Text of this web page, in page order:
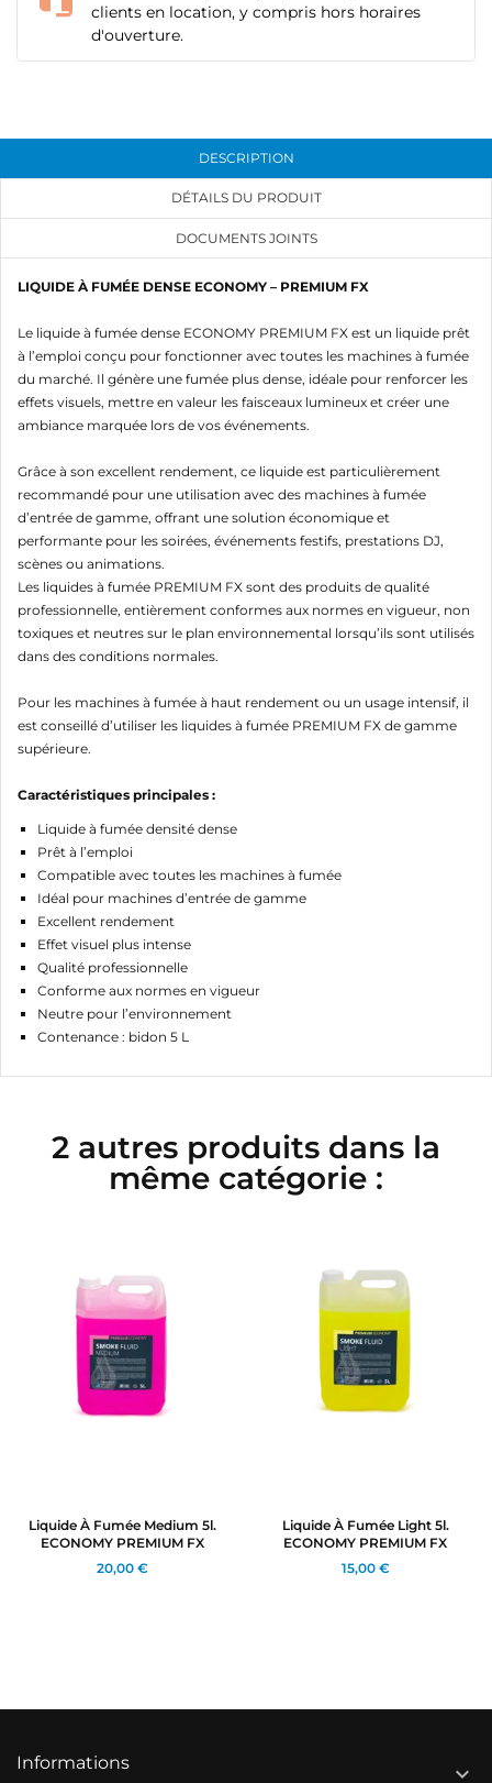
clients en location, y compris hors horaires
d'ouverture.
DESCRIPTION
DÉTAILS DU PRODUIT
DOCUMENTS JOINTS
LIQUIDE À FUMÉE DENSE ECONOMY – PREMIUM FX
Le liquide à fumée dense ECONOMY PREMIUM FX est un liquide prêt
à l’emploi conçu pour fonctionner avec toutes les machines à fumée
du marché. Il génère une fumée plus dense, idéale pour renforcer les
effets visuels, mettre en valeur les faisceaux lumineux et créer une
ambiance marquée lors de vos événements.
Grâce à son excellent rendement, ce liquide est particulièrement
recommandé pour une utilisation avec des machines à fumée
d’entrée de gamme, offrant une solution économique et
performante pour les soirées, événements festifs, prestations DJ,
scènes ou animations.
Les liquides à fumée PREMIUM FX sont des produits de qualité
professionnelle, entièrement conformes aux normes en vigueur, non
toxiques et neutres sur le plan environnemental lorsqu’ils sont utilisés
dans des conditions normales.
Pour les machines à fumée à haut rendement ou un usage intensif, il
est conseillé d’utiliser les liquides à fumée PREMIUM FX de gamme
supérieure.
Caractéristiques principales :
Liquide à fumée densité dense
Prêt à l’emploi
Compatible avec toutes les machines à fumée
Idéal pour machines d’entrée de gamme
Excellent rendement
Effet visuel plus intense
Qualité professionnelle
Conforme aux normes en vigueur
Neutre pour l’environnement
Contenance : bidon 5 L
2 autres produits dans la
même catégorie :
Liquide À Fumée Medium 5l.
ECONOMY PREMIUM FX
20,00 €
Liquide À Fumée Light 5l.
ECONOMY PREMIUM FX
15,00 €
Informations 
MES LISTES
add_circle_outlineCréer une nouvelle liste
CRÉER UNE LISTE D'ENVIES
NOM DE LA LISTE D'ENVIES
Annuler Créer une liste d'envies
CONNEXION
Vous devez être connecté pour ajouter des produits
à votre liste d'envies.
Annuler Connexion